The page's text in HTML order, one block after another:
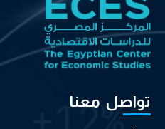
تواصل معنا